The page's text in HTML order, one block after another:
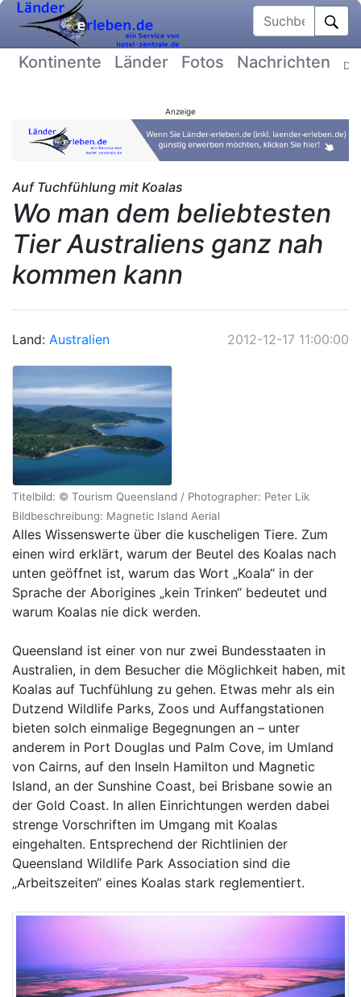
Suchbegriff
Kontinente Länder Fotos Nachrichten
Anzeige
Auf Tuchfühlung mit Koalas
Wo man dem beliebtesten
Tier Australiens ganz nah
kommen kann
Land: Australien 2012-12-17 11:00:00
Titelbild: © Tourism Queensland / Photographer: Peter Lik
Bildbeschreibung: Magnetic Island Aerial
Alles Wissenswerte über die kuscheligen Tiere. Zum
einen wird erklärt, warum der Beutel des Koalas nach
unten geöffnet ist, warum das Wort „Koala“ in der
Sprache der Aborigines „kein Trinken“ bedeutet und
warum Koalas nie dick werden.
Queensland ist einer von nur zwei Bundesstaaten in
Australien, in dem Besucher die Möglichkeit haben, mit
Koalas auf Tuchfühlung zu gehen. Etwas mehr als ein
Dutzend Wildlife Parks, Zoos und Auffangstationen
bieten solch einmalige Begegnungen an – unter
anderem in Port Douglas und Palm Cove, im Umland
von Cairns, auf den Inseln Hamilton und Magnetic
Island, an der Sunshine Coast, bei Brisbane sowie an
der Gold Coast. In allen Einrichtungen werden dabei
strenge Vorschriften im Umgang mit Koalas
eingehalten. Entsprechend der Richtlinien der
Queensland Wildlife Park Association sind die
„Arbeitszeiten“ eines Koalas stark reglementiert.